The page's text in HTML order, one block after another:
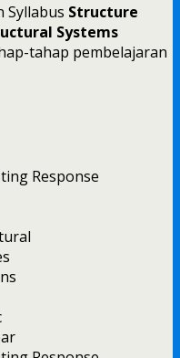
Syllabus Structure
Systems
tahap pembelajaran
Response